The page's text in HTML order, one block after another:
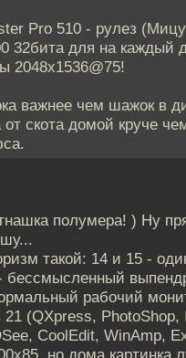
Pro 510 - рулез
32бита для на каждый
2048х1536@75!
важнее чем шажок в
скота домой круче
полумера! ) Ну
такой: 14 и 15 -
бессмысленный
рабочий
(QXpress, PhotoShop,
CoolEdit, WinAmp,
но дома картинка